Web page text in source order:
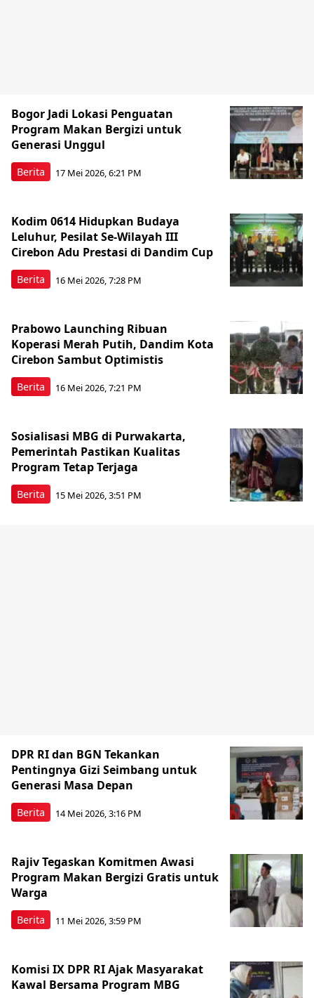
Berita
Bogor Jadi Lokasi Penguatan
Program Makan Bergizi untuk
Generasi Unggul
17 Mei 2026, 6:21 PM
Berita
Kodim 0614 Hidupkan Budaya
Leluhur, Pesilat Se-Wilayah III
Cirebon Adu Prestasi di Dandim Cup
16 Mei 2026, 7:28 PM
Berita
Prabowo Launching Ribuan
Koperasi Merah Putih, Dandim Kota
Cirebon Sambut Optimistis
16 Mei 2026, 7:21 PM
Berita
Sosialisasi MBG di Purwakarta,
Pemerintah Pastikan Kualitas
Program Tetap Terjaga
15 Mei 2026, 3:51 PM
Berita
DPR RI dan BGN Tekankan
Pentingnya Gizi Seimbang untuk
Generasi Masa Depan
14 Mei 2026, 3:16 PM
Berita
Rajiv Tegaskan Komitmen Awasi
Program Makan Bergizi Gratis untuk
Warga
11 Mei 2026, 3:59 PM
Komisi IX DPR RI Ajak Masyarakat
Kawal Bersama Program MBG